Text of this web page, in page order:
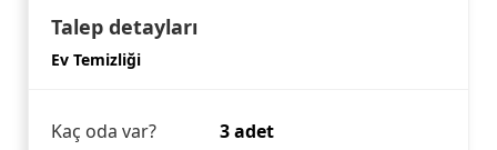
Talep detayları
Ev Temizliği
Kaç oda var?
3 adet